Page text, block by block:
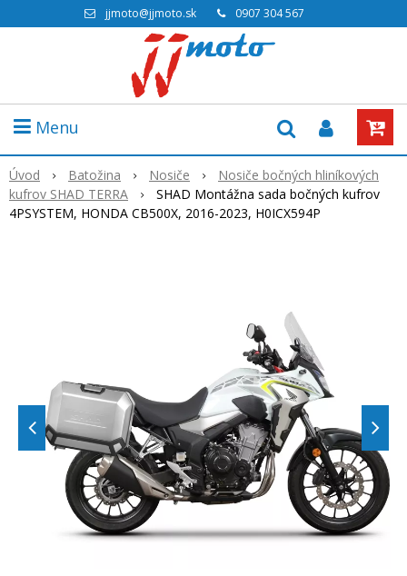
jjmoto@jjmoto.sk 0907 304 567
Menu
Úvod Batožina Nosiče
Nosiče bočných hliníkových
kufrov SHAD TERRA
SHAD Montážna sada bočných kufrov
4PSYSTEM, HONDA CB500X, 2016-2023, H0ICX594P